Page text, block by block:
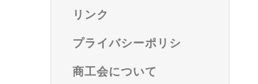
リンク
プライバシーポリシ
商工会について